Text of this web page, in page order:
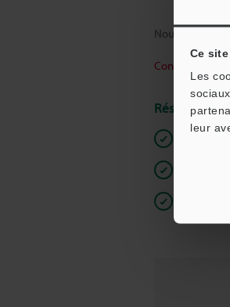
Ce
Les
leur
Nous
Confidentialité
Réservé